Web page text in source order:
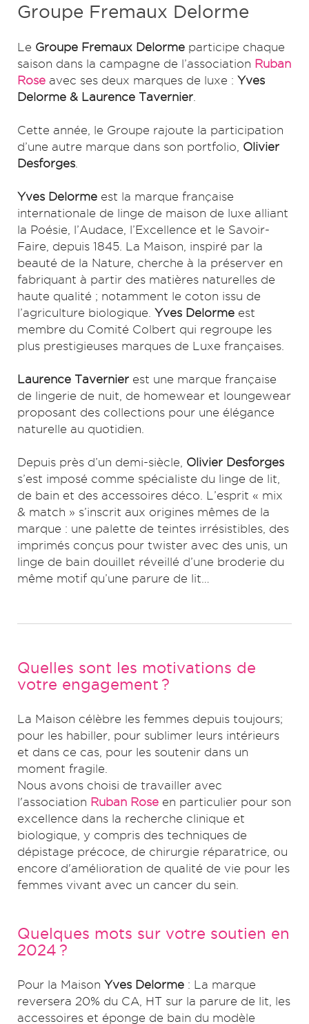
Groupe Fremaux Delorme
Le Groupe Fremaux Delorme participe chaque
saison dans la campagne de l’association Ruban
Rose avec ses deux marques de luxe : Yves
Delorme & Laurence Tavernier
Cette année, le Groupe rajoute la participation
d’une autre marque dans son portfolio, Olivier
Desforges
Yves Delorme est la marque française
internationale de linge de maison de luxe alliant
la Poésie, l’Audace, l’Excellence et le Savoir-
Faire, depuis 1845. La Maison, inspiré par la
beauté de la Nature, cherche à la préserver en
fabriquant à partir des matières naturelles de
haute qualité ; notamment le coton issu de
l’agriculture biologique. Yves Delorme est
membre du Comité Colbert qui regroupe les
plus prestigieuses marques de Luxe françaises.
Laurence Tavernier est une marque française
de lingerie de nuit, de homewear et loungewear
proposant des collections pour une élégance
naturelle au quotidien.
Depuis près d’un demi-siècle, Olivier Desforges
s’est imposé comme spécialiste du linge de lit,
de bain et des accessoires déco. L’esprit « mix
& match » s’inscrit aux origines mêmes de la
marque : une palette de teintes irrésistibles, des
imprimés conçus pour twister avec des unis, un
linge de bain douillet réveillé d’une broderie du
même motif qu’une parure de lit…
Quelles sont les motivations de
votre engagement ?
La Maison célèbre les femmes depuis toujours;
pour les habiller, pour sublimer leurs intérieurs
et dans ce cas, pour les soutenir dans un
moment fragile.
Nous avons choisi de travailler avec
l'association Ruban Rose en particulier pour son
excellence dans la recherche clinique et
biologique, y compris des techniques de
dépistage précoce, de chirurgie réparatrice, ou
encore d'amélioration de qualité de vie pour les
femmes vivant avec un cancer du sein.
Quelques mots sur votre soutien en
2024 ?
Pour la Maison Yves Delorme : La marque
reversera 20% du CA, HT sur la parure de lit, les
accessoires et éponge de bain du modèle